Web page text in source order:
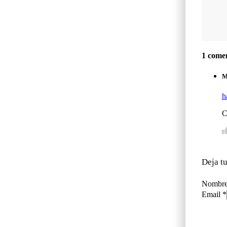
1
Deja
Email *